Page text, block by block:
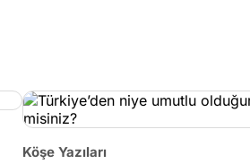
Köşe Yazıları